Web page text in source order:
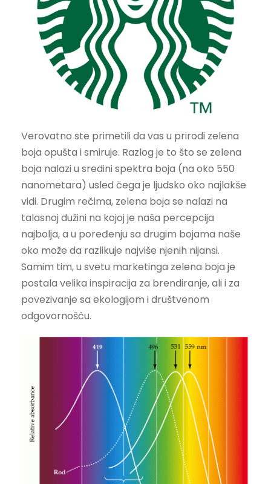
Verovatno ste primetili da vas u prirodi zelena
boja opušta i smiruje. Razlog je to što se zelena
boja nalazi u sredini spektra boja (na oko 550
nanometara) usled čega je ljudsko oko najlakše
vidi. Drugim rečima, zelena boja se nalazi na
talasnoj dužini na kojoj je naša percepcija
najbolja, a u poređenju sa drugim bojama naše
oko može da razlikuje najviše njenih nijansi.
Samim tim, u svetu marketinga zelena boja je
postala velika inspiracija za brendiranje, ali i za
povezivanje sa ekologijom i društvenom
odgovornošću.